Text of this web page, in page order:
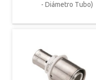
- Diámetro Tubo)